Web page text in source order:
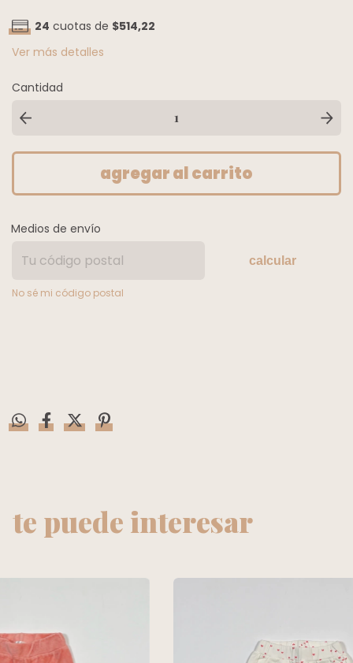
24 cuotas de $514,22
Ver más detalles
Cantidad
Medios de envío
calcular
No sé mi código postal
te puede interesar